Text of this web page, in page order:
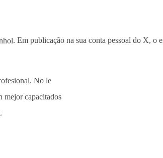
. Em publicação na sua conta pessoal do X, o
No le
mejor capacitados